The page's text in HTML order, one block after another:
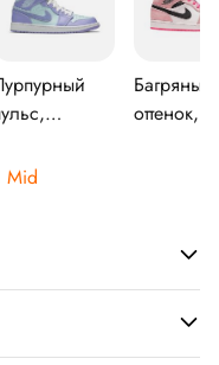
Багряный
оттенок,
Mid